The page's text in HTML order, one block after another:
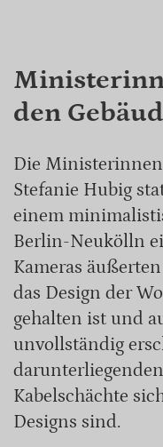
den
Die
Stefanie Hubig
einem
Berlin-Neukölln
Kameras
das Design der
gehalten ist und
unvollständig
Kabelschächte
Designs sind.